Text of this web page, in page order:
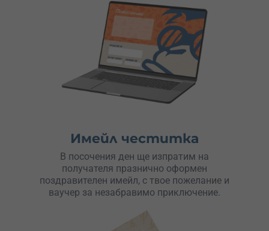
Имейл честитка
В посочения ден ще изпратим на
получателя празнично оформен
поздравителен имейл, с твое пожелание и
ваучер за незабравимо приключение.